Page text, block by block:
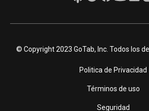
© Copyright 2023 GoTab, Inc. Todos los
Politica de Privacidad
Términos de uso
Seguridad